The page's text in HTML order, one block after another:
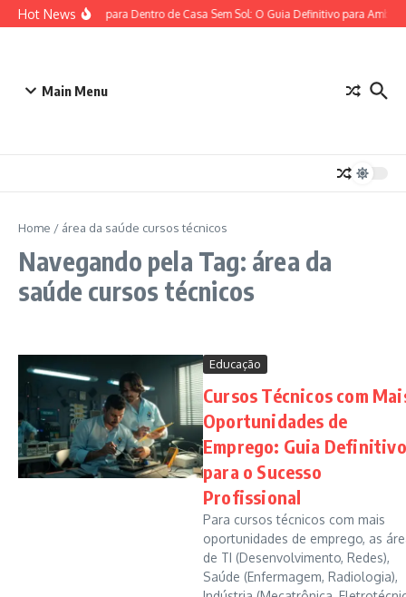
Ir para o conteúdo
Hot NewsPlantas para Dentro de Casa Sem Sol: O Guia Definitivo para
Main Menu
Home / área da saúde cursos técnicos
Navegando pela Tag: área da
saúde cursos técnicos
Educação
Cursos Técnicos com
Oportunidades de
Emprego: Guia Definitivo
para o Sucesso
Profissional
Para cursos técnicos com mais
oportunidades de emprego, as
de TI (Desenvolvimento, Redes),
Saúde (Enfermagem, Radiologia),